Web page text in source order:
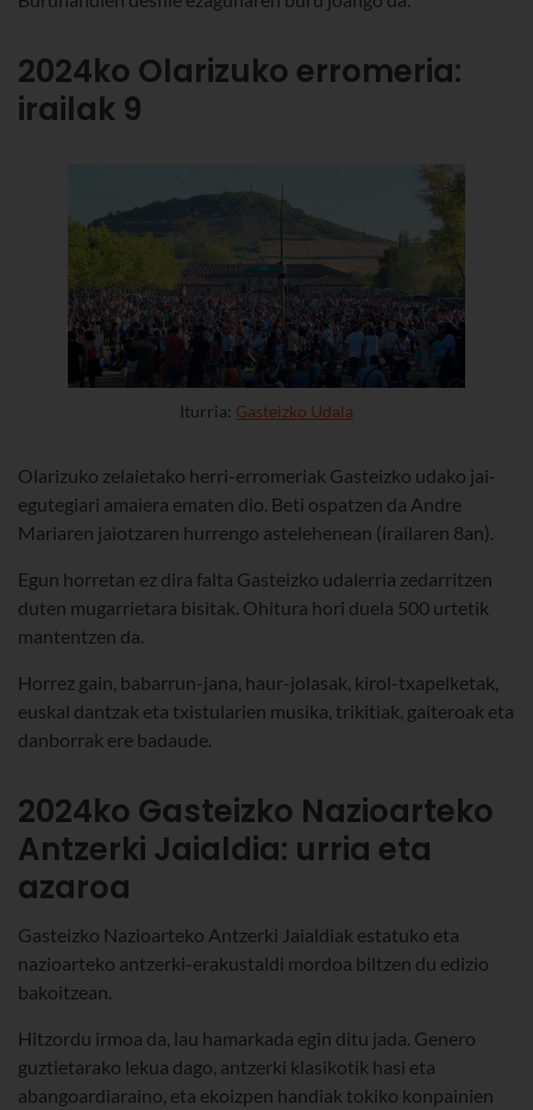
2024ko Olarizuko erromeria:
irailak 9
Iturria: Gasteizko Udala
Olarizuko zelaietako herri-erromeriak Gasteizko udako jai-
egutegiari amaiera ematen dio. Beti ospatzen da Andre
Mariaren jaiotzaren hurrengo astelehenean (irailaren 8an).
Egun horretan ez dira falta Gasteizko udalerria zedarritzen
duten mugarrietara bisitak. Ohitura hori duela 500 urtetik
mantentzen da.
Horrez gain, babarrun-jana, haur-jolasak, kirol-txapelketak,
euskal dantzak eta txistularien musika, trikitiak, gaiteroak eta
danborrak ere badaude.
2024ko Gasteizko Nazioarteko
Antzerki Jaialdia: urria eta
azaroa
Gasteizko Nazioarteko Antzerki Jaialdiak estatuko eta
nazioarteko antzerki-erakustaldi mordoa biltzen du edizio
bakoitzean.
Hitzordu irmoa da, lau hamarkada egin ditu jada. Genero
guztietarako lekua dago, antzerki klasikotik hasi eta
abangoardiaraino, eta ekoizpen handiak tokiko konpainien